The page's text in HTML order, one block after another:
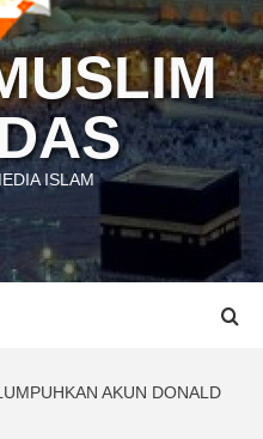
ISLAM
AKUN DONALD